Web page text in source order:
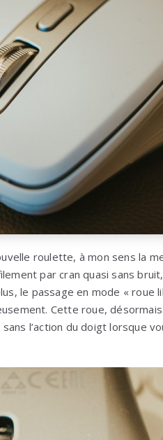
roulette, à mon sens la
par cran quasi sans
le passage en mode « roue
Cette roue,
l’action du doigt lorsque